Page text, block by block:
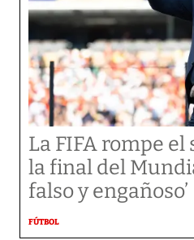
La FIFA rompe
la final del
falso y engañoso’
FÚTBOL